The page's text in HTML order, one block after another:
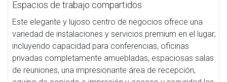
Espacios de trabajo compartidos
Este elegante y lujoso centro de negocios ofrece una
variedad de instalaciones y servicios premium en el lugar;
incluyendo capacidad para conferencias, oficinas
privadas completamente amuebladas, espaciosas salas
de reuniones, una impresionante área de recepción,